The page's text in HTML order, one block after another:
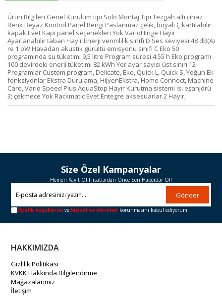
Ürün Bilgileri Genel Kurulum tipi Solo Montaj Tipi Tezgah altı cihaz
Renk Beyaz Kontrol Panel Rengi Paslanmaz çelik, boyalı Çıkartılabilir
kapak Evet Kapı panel seçenekleri Yok VarioHinge Hayır
Ayarlanabilir taban Hayır Enerji verimlilik sınıfı D Ses seviyesi 48 dB(A)
re 1 pW Havadan akustik gürültü emisyonu sınıfı C Eko 50
programında su tüketimi 9,5 litre Program süresi 4:55 h Eko programı
100 devirdeki enerji tüketimi 82 kWh Yer ayar sayısı üst sınırı 12
Programlar Custom program, Delicate, Eko, Quick L, Quick S, Yoğun Ek
fonksiyonlar Ekstra Durulama, HijyenEkstra, Home Connect, Machine
Care, Vario Speed Plus AquaStop Hayır Kurutma sistemi Isı eşanjörü
3; çekmece Yok Rackmatic Evet Entegre aksesuarlar 2 Hayır;
Size Özel Kampanyalar
Hemen Kayıt Ol Fırsatlardan Önce Sen Haberdar Ol!
Gönder
Üyelik koşullarını ve kişisel verilerimin korunmasını kabul ediyorum.
HAKKIMIZDA
Gizlilik Politikası
KVKK Hakkında Bilgilendirme
Mağazalarımız
İletişim